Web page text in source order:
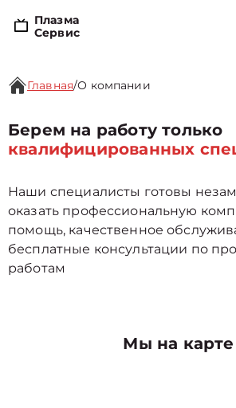
Плазма
Сервис
Главная/О компании
Берем на работу только
квалифицированных
Наши специалисты готовы
оказать профессиональную
помощь, качественное
бесплатные консультации по
работам
Мы на карте